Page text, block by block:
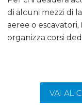
di alcuni mezzi di
aeree o
organizza corsi
VAI AL